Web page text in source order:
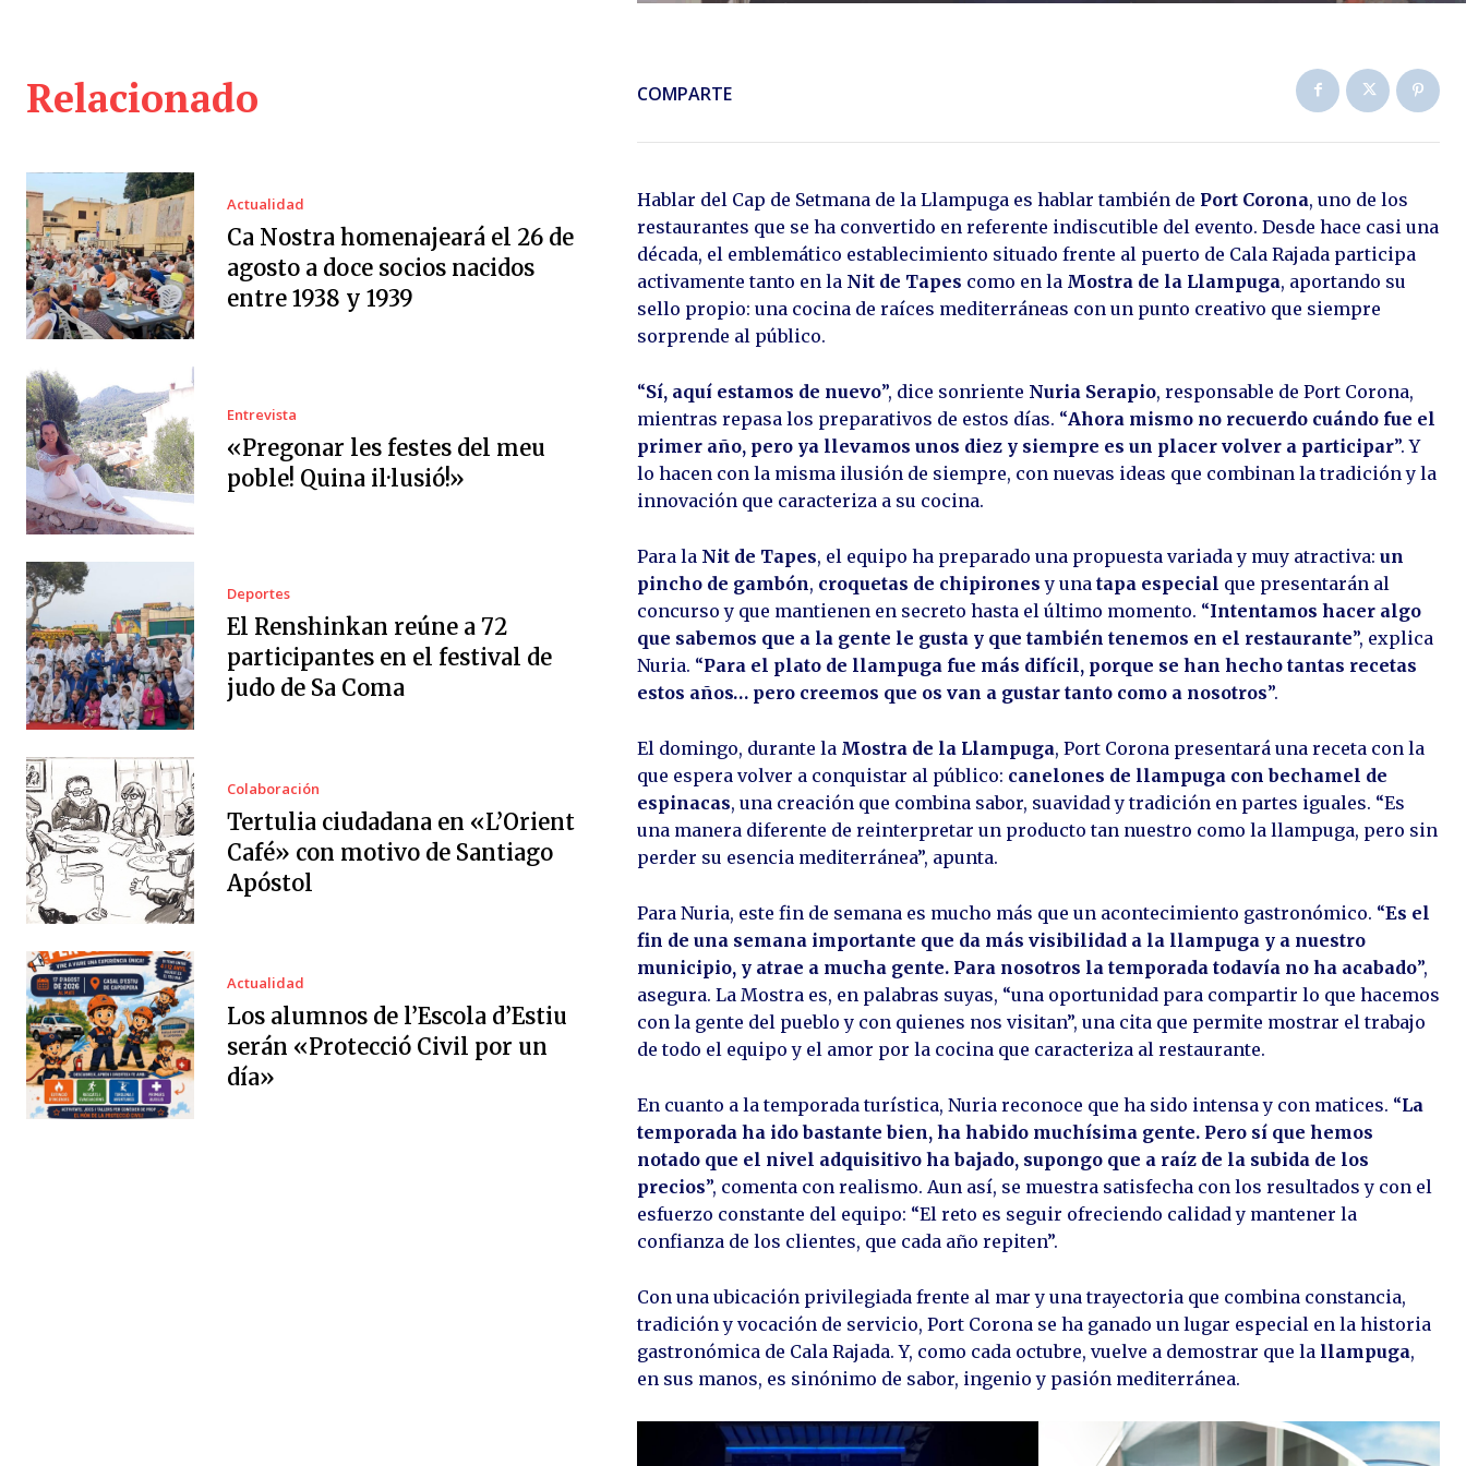
Relacionado
Actualidad
Ca Nostra homenajeará el 26 de
agosto a doce socios nacidos
entre 1938 y 1939
Entrevista
«Pregonar les festes del meu
poble! Quina il·lusió!»
Deportes
El Renshinkan reúne a 72
participantes en el festival de
judo de Sa Coma
Colaboración
Tertulia ciudadana en «L’Orient
Café» con motivo de Santiago
Apóstol
Actualidad
Los alumnos de l’Escola d’Estiu
serán «Protecció Civil por un
día»
COMPARTE
Hablar del Cap de Setmana de la Llampuga es hablar también de Port Corona, uno de los
restaurantes que se ha convertido en referente indiscutible del evento. Desde hace casi una
década, el emblemático establecimiento situado frente al puerto de Cala Rajada participa
activamente tanto en la Nit de Tapes como en la Mostra de la Llampuga, aportando su
sello propio: una cocina de raíces mediterráneas con un punto creativo que siempre
sorprende al público.
“Sí, aquí estamos de nuevo”, dice sonriente Nuria Serapio, responsable de Port Corona,
mientras repasa los preparativos de estos días. “Ahora mismo no recuerdo cuándo fue el
primer año, pero ya llevamos unos diez y siempre es un placer volver a participar”. Y
lo hacen con la misma ilusión de siempre, con nuevas ideas que combinan la tradición y la
innovación que caracteriza a su cocina.
Para la Nit de Tapes, el equipo ha preparado una propuesta variada y muy atractiva: un
pincho de gambón, croquetas de chipirones y una tapa especial que presentarán al
concurso y que mantienen en secreto hasta el último momento. “Intentamos hacer algo
que sabemos que a la gente le gusta y que también tenemos en el restaurante”, explica
Nuria. “Para el plato de llampuga fue más difícil, porque se han hecho tantas recetas
estos años… pero creemos que os van a gustar tanto como a nosotros”.
El domingo, durante la Mostra de la Llampuga, Port Corona presentará una receta con la
que espera volver a conquistar al público: canelones de llampuga con bechamel de
espinacas, una creación que combina sabor, suavidad y tradición en partes iguales. “Es
una manera diferente de reinterpretar un producto tan nuestro como la llampuga, pero sin
perder su esencia mediterránea”, apunta.
Para Nuria, este fin de semana es mucho más que un acontecimiento gastronómico. “Es el
fin de una semana importante que da más visibilidad a la llampuga y a nuestro
municipio, y atrae a mucha gente. Para nosotros la temporada todavía no ha acabado”,
asegura. La Mostra es, en palabras suyas, “una oportunidad para compartir lo que hacemos
con la gente del pueblo y con quienes nos visitan”, una cita que permite mostrar el trabajo
de todo el equipo y el amor por la cocina que caracteriza al restaurante.
En cuanto a la temporada turística, Nuria reconoce que ha sido intensa y con matices. “La
temporada ha ido bastante bien, ha habido muchísima gente. Pero sí que hemos
notado que el nivel adquisitivo ha bajado, supongo que a raíz de la subida de los
precios”, comenta con realismo. Aun así, se muestra satisfecha con los resultados y con el
esfuerzo constante del equipo: “El reto es seguir ofreciendo calidad y mantener la
confianza de los clientes, que cada año repiten”.
Con una ubicación privilegiada frente al mar y una trayectoria que combina constancia,
tradición y vocación de servicio, Port Corona se ha ganado un lugar especial en la historia
gastronómica de Cala Rajada. Y, como cada octubre, vuelve a demostrar que la llampuga,
en sus manos, es sinónimo de sabor, ingenio y pasión mediterránea.